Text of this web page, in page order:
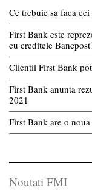
Ce trebuie sa faca
First Bank este
cu creditele
Clientii First Bank
First Bank anunta
2021
First Bank are o
Noutati FMI